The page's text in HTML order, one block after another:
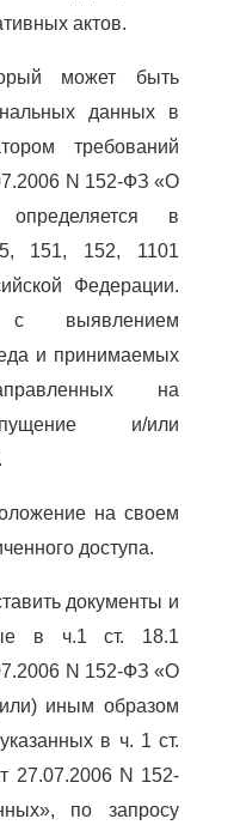
актов.
может быть
данных в
требований
N 152-ФЗ «О
в
151, 152, 1101
Федерации.
с выявлением
и принимаемых
на
и/или
на своем
доступа.
документы и
в ч.1 ст. 18.1
N 152-ФЗ «О
иным образом
в ч. 1 ст.
27.07.2006 N 152-
по запросу